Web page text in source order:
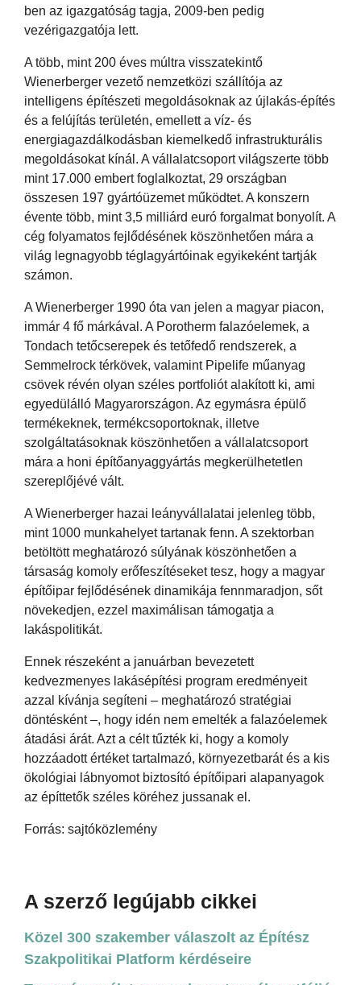
ben az igazgatóság tagja, 2009-ben pedig
vezérigazgatója lett.
A több, mint 200 éves múltra visszatekintő
Wienerberger vezető nemzetközi szállítója az
intelligens építészeti megoldásoknak az újlakás-építés
és a felújítás területén, emellett a víz- és
energiagazdálkodásban kiemelkedő infrastrukturális
megoldásokat kínál. A vállalatcsoport világszerte több
mint 17.000 embert foglalkoztat, 29 országban
összesen 197 gyártóüzemet működtet. A konszern
évente több, mint 3,5 milliárd euró forgalmat bonyolít. A
cég folyamatos fejlődésének köszönhetően mára a
világ legnagyobb téglagyártóinak egyikeként tartják
számon.
A Wienerberger 1990 óta van jelen a magyar piacon,
immár 4 fő márkával. A Porotherm falazóelemek, a
Tondach tetőcserepek és tetőfedő rendszerek, a
Semmelrock térkövek, valamint Pipelife műanyag
csövek révén olyan széles portfoliót alakított ki, ami
egyedülálló Magyarországon. Az egymásra épülő
termékeknek, termékcsoportoknak, illetve
szolgáltatásoknak köszönhetően a vállalatcsoport
mára a honi építőanyaggyártás megkerülhetetlen
szereplőjévé vált.
A Wienerberger hazai leányvállalatai jelenleg több,
mint 1000 munkahelyet tartanak fenn. A szektorban
betöltött meghatározó súlyának köszönhetően a
társaság komoly erőfeszítéseket tesz, hogy a magyar
építőipar fejlődésének dinamikája fennmaradjon, sőt
növekedjen, ezzel maximálisan támogatja a
lakáspolitikát.
Ennek részeként a januárban bevezetett
kedvezmenyes lakásépítési program eredményeit
azzal kívánja segíteni – meghatározó stratégiai
döntésként –, hogy idén nem emelték a falazóelemek
átadási árát. Azt a célt tűzték ki, hogy a komoly
hozzáadott értéket tartalmazó, környezetbarát és a kis
ökológiai lábnyomot biztosító építőipari alapanyagok
az építtetők széles köréhez jussanak el.
Forrás: sajtóközlemény
A szerző legújabb cikkei
Közel 300 szakember válaszolt az Építész
Szakpolitikai Platform kérdéseire